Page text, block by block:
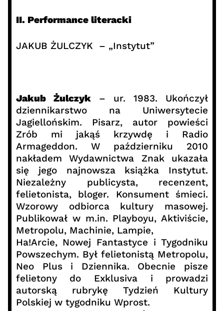
II. Performance literacki
JAKUB ŻULCZYK – „Instytut”
Jakub Żulczyk– ur. 1983. Ukończył
dziennikarstwo na Uniwersytecie
Jagiellońskim. Pisarz, autor powieści
Zrób mi jakąś krzywdę i Radio
Armageddon. W październiku 2010
nakładem Wydawnictwa Znak ukazała
się jego najnowsza książka Instytut.
Niezależny publicysta, recenzent,
felietonista, bloger. Konsument śmieci.
Wzorowy odbiorca kultury masowej.
Publikował w m.in. Playboyu, Aktiviście,
Metropolu, Machinie, Lampie,
Ha!Arcie, Nowej Fantastyce i Tygodniku
Powszechym. Był felietonistą Metropolu,
Neo Plus i Dziennika. Obecnie pisze
felietony do Exklusiva i prowadzi
autorską rubrykę Tydzień Kultury
Polskiej w tygodniku Wprost.